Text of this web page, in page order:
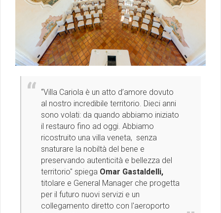
“Villa Cariola è un atto d’amore dovuto
al nostro incredibile territorio. Dieci anni
sono volati: da quando abbiamo iniziato
il restauro fino ad oggi. Abbiamo
ricostruito una villa veneta, senza
snaturare la nobiltà del bene e
preservando autenticità e bellezza del
territorio'' spiega Omar Gastaldelli,
titolare e General Manager che progetta
per il futuro nuovi servizi e un
collegamento diretto con l'aeroporto